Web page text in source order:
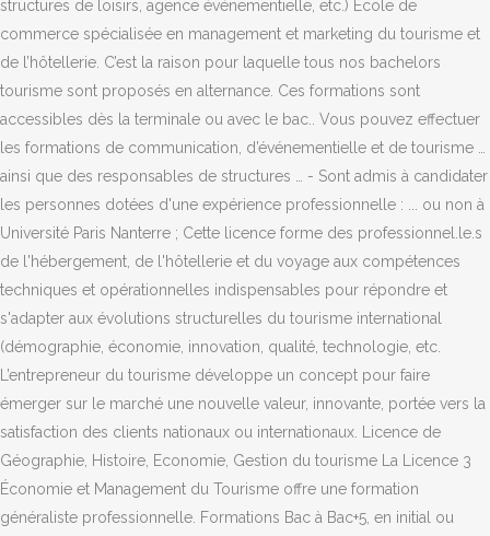
structures de loisirs, agence événementielle, etc.) Ecole de
commerce spécialisée en management et marketing du tourisme et
de l’hôtellerie. C’est la raison pour laquelle tous nos bachelors
tourisme sont proposés en alternance. Ces formations sont
accessibles dès la terminale ou avec le bac.. Vous pouvez effectuer
les formations de communication, d’événementielle et de tourisme …
ainsi que des responsables de structures … - Sont admis à candidater
les personnes dotées d'une expérience professionnelle : ... ou non à
Université Paris Nanterre ; Cette licence forme des professionnel.le.s
de l'hébergement, de l'hôtellerie et du voyage aux compétences
techniques et opérationnelles indispensables pour répondre et
s'adapter aux évolutions structurelles du tourisme international
(démographie, économie, innovation, qualité, technologie, etc.
L’entrepreneur du tourisme développe un concept pour faire
émerger sur le marché une nouvelle valeur, innovante, portée vers la
satisfaction des clients nationaux ou internationaux. Licence de
Géographie, Histoire, Economie, Gestion du tourisme La Licence 3
Économie et Management du Tourisme offre une formation
généraliste professionnelle. Formations Bac à Bac+5, en initial ou